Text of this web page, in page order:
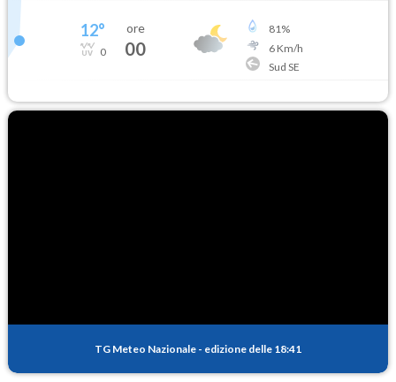
12°
0
ore
00
81%
6Km/h
Sud SE
TG Meteo Nazionale - edizione delle 18:41